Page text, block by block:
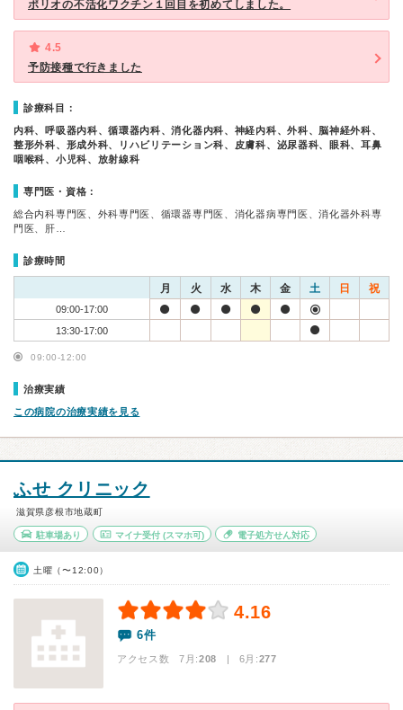
ポリオの不活化ワクチン１回目を初めてしました。
4.5
予防接種で行きました
診療科目：
内科、呼吸器内科、循環器内科、消化器内科、神経内科、外科、脳神経外科、
整形外科、形成外科、リハビリテーション科、皮膚科、泌尿器科、眼科、耳鼻
咽喉科、小児科、放射線科
専門医・資格：
総合内科専門医、外科専門医、循環器専門医、消化器病専門医、消化器外科専
門医、肝…
診療時間
月 火 水 木 金 土 日 祝
09:00-17:00
13:30-17:00
09:00-12:00
治療実績
この病院の治療実績を見る
ふせ クリニック
滋賀県彦根市地蔵町
駐車場あり マイナ受付(スマホ可) 電子処方せん対応
土曜（〜12:00）
4.16
6件
アクセス数 7月:208 | 6月:277